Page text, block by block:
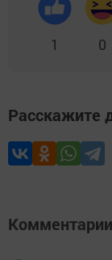
1 0
Расскажите
Комментарии